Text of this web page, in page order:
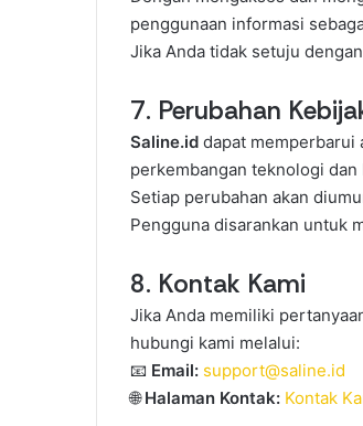
penggunaan informasi
Jika Anda tidak setuju
7. Perubahan
Saline.id dapat memperbarui
perkembangan teknologi dan
Setiap perubahan akan
Pengguna disarankan untuk
8. Kontak Kami
Jika Anda memiliki
hubungi kami melalui:
📧 Email: support@saline.id
🌐Halaman Kontak: Kontak